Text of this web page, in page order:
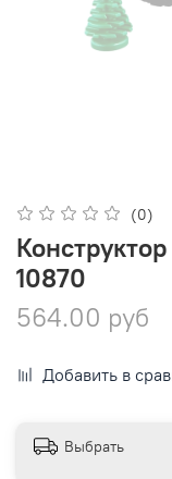
(0)
10870
564.00 руб
Добавить в
Выбрать